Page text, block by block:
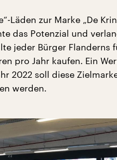
Läden zur Marke „De
das Potenzial und
jeder Bürger Flanderns
pro Jahr kaufen. Ein
2022 soll diese
werden.